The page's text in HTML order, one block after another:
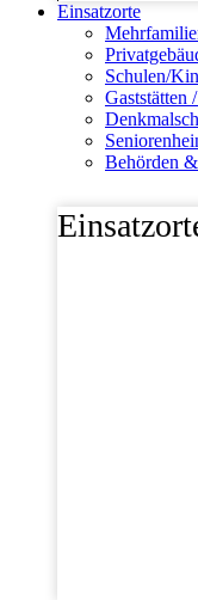
Einsatzorte
Schulen/
Gaststätten
Behörden